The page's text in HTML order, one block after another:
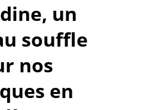
un
souffle
nos
en